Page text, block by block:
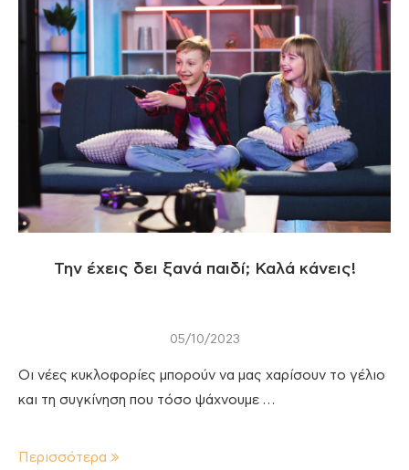
Την έχεις δει ξανά παιδί; Καλά κάνεις!
05/10/2023
Οι νέες κυκλοφορίες μπορούν να μας χαρίσουν το γέλιο
και τη συγκίνηση που τόσο ψάχνουμε …
Περισσότερα